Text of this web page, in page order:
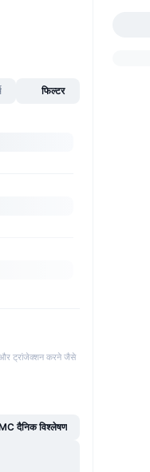
फिल्टर
और ट्रांजेक्शन करने जैसे
दैनिक विश्लेषण